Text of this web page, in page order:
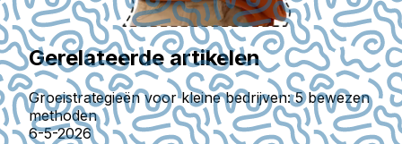
Gerelateerde artikelen
Groeistrategieën voor kleine bedrijven: 5 bewezen
methoden
6-5-2026